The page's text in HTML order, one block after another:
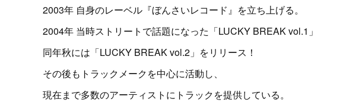
2003年 自身のレーベル『ぼんさいレコード』を立ち上げる。
2004年 当時ストリートで話題になった「LUCKY BREAK vol.1」
同年秋には「LUCKY BREAK vol.2」をリリース！
その後もトラックメークを中心に活動し、
現在まで多数のアーティストにトラックを提供している。